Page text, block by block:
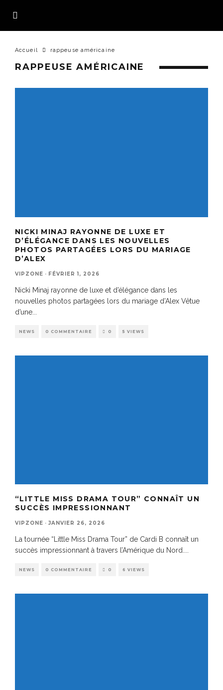
Accueil rappeuse américaine
RAPPEUSE AMÉRICAINE
NICKI MINAJ RAYONNE DE LUXE ET
D’ÉLÉGANCE DANS LES NOUVELLES
PHOTOS PARTAGÉES LORS DU MARIAGE
D’ALEX
VIPZONE · FÉVRIER 1, 2026
Nicki Minaj rayonne de luxe et d’élégance dans les
nouvelles photos partagées lors du mariage d’Alex Vêtue
d’une
NEWS 0 COMMENTAIRE 0 5 VIEWS
“LITTLE MISS DRAMA TOUR” CONNAÎT UN
SUCCÈS IMPRESSIONNANT
VIPZONE · JANVIER 26, 2026
La tournée “Little Miss Drama Tour” de Cardi B connaît un
succès impressionnant à travers l’Amérique du Nord....
NEWS 0 COMMENTAIRE 0 6 VIEWS